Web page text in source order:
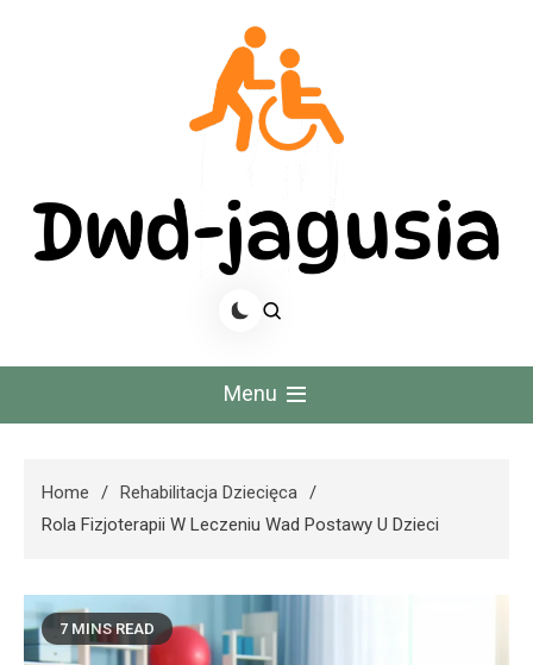
Dwd Jagusia
Menu
Home
Rehabilitacja Dziecięca
Rola Fizjoterapii W Leczeniu Wad Postawy U Dzieci
7 MINS READ